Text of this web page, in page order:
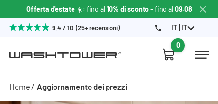
Offerta d'estate☀️: fino al10% di sconto- fino al09.08
9.4 / 10 (25+ recensioni) IT | IT
0
Home Aggiornamento dei prezzi